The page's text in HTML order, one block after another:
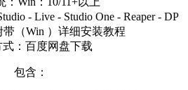
- Live - Studio One - Reaper - DP
（Win ）详细安装教程
式：百度网盘下载
包含：